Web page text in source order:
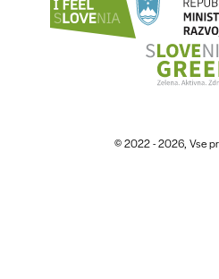
© 2022 - 2026, Vse